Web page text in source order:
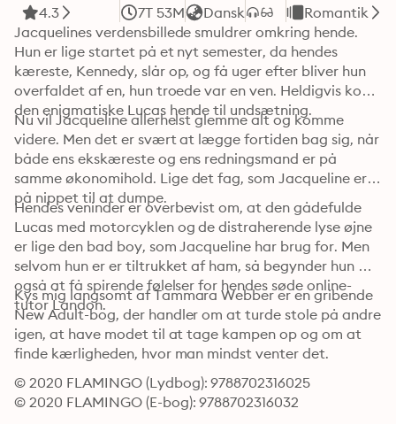
4.3 7T 53M Dansk
Romantik
Jacquelines verdensbillede smuldrer omkring hende.
Hun er lige startet på et nyt semester, da hendes
kæreste, Kennedy, slår op, og få uger efter bliver hun
overfaldet af en, hun troede var en ven. Heldigvis kom
Nu vil Jacqueline allerhelst glemme alt og komme
videre. Men det er svært at lægge fortiden bag sig, når
både ens ekskæreste og ens redningsmand er på
samme økonomihold. Lige det fag, som Jacqueline er
på nippet til at dumpe.
Hendes veninder er overbevist om, at den gådefulde
Lucas med motorcyklen og de distraherende lyse øjne
er lige den bad boy, som Jacqueline har brug for. Men
selvom hun er er tiltrukket af ham, så begynder hun
også at få spirende følelser for hendes søde online-
tutor Landon.
Kys mig langsomt af Tammara Webber er en gribende
New Adult-bog, der handler om at turde stole på andre
igen, at have modet til at tage kampen op og om at
finde kærligheden, hvor man mindst venter det.
© 2020 FLAMINGO (Lydbog): 9788702316025
© 2020 FLAMINGO (E-bog): 9788702316032